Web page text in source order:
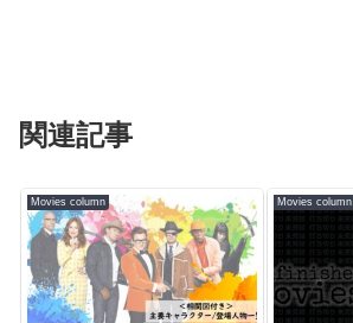
関連記事
Movies column Movies column